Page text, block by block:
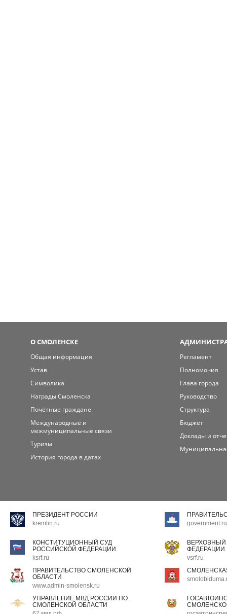
О СМОЛЕНСКЕ
Общая информация
Устав
Символика
Награды Смоленска
Почётные граждане
Международные и
межмуниципальные связи
Туризм
История города в датах
Регламент
Полномочия
Глава города
Руководство
Структура
Бюджет
Доклады и
ПРЕЗИДЕНТ РОССИИ
kremlin.ru
government.ru
КОНСТИТУЦИОННЫЙ СУД
РОССИЙСКОЙ ФЕДЕРАЦИИ
ksrf.ru
ФЕДЕРАЦИИ
vsrf.ru
ПРАВИТЕЛЬСТВО СМОЛЕНСКОЙ
ОБЛАСТИ
www.admin-smolensk.ru
УПРАВЛЕНИЕ МВД РОССИИ ПО
СМОЛЕНСКОЙ ОБЛАСТИ